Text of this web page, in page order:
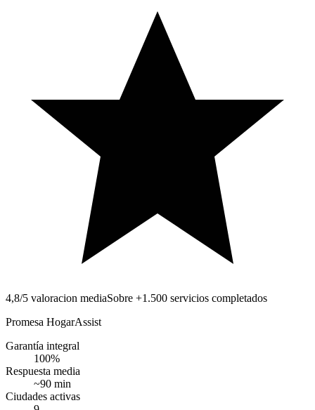
4,8/5 valoracion mediaSobre +1.500 servicios completados
Promesa HogarAssist
Garantía integral
100%
Respuesta media
~90 min
Ciudades activas